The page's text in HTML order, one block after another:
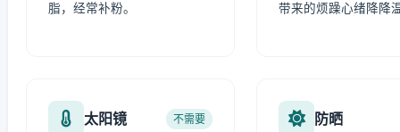
脂，经常补粉。
带来的烦躁心绪降降
太阳镜 不需要 防晒